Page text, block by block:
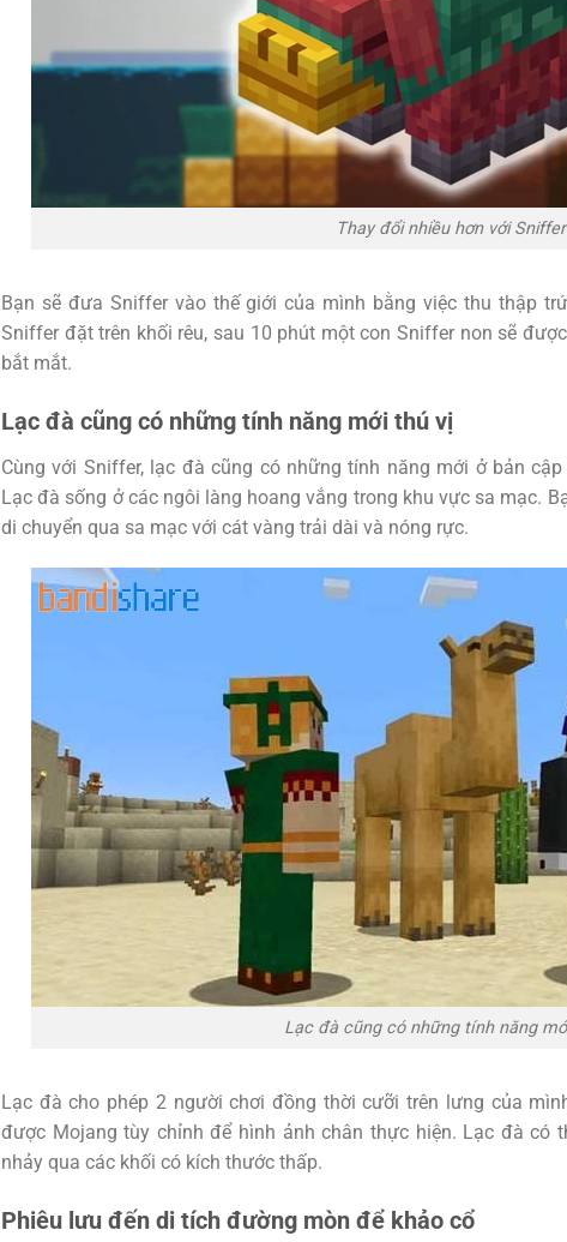
Thay đổi nhiều hơn với Sniffer
Bạn sẽ đưa Sniffer vào thế giới của mình bằng việc thu thập
Sniffer đặt trên khối rêu, sau 10 phút một con Sniffer non sẽ
bắt mắt.
Lạc đà cũng có những tính năng mới thú vị
Cùng với Sniffer, lạc đà cũng có những tính năng mới ở bản
Lạc đà sống ở các ngôi làng hoang vắng trong khu vực sa mạc.
di chuyển qua sa mạc với cát vàng trải dài và nóng rực.
Lạc đà cũng có những tính năng
Lạc đà cho phép 2 người chơi đồng thời cưỡi trên lưng của
được Mojang tùy chỉnh để hình ảnh chân thực hiện. Lạc đà có
nhảy qua các khối có kích thước thấp.
Phiêu lưu đến di tích đường mòn để khảo cổ